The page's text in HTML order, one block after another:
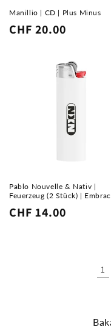
Manillio | CD | Plus Minus
Normaler
CHF 20.00
Pablo Nouvelle & Nativ |
Feuerzeug (2 Stück) |
Normaler
CHF 14.00
1